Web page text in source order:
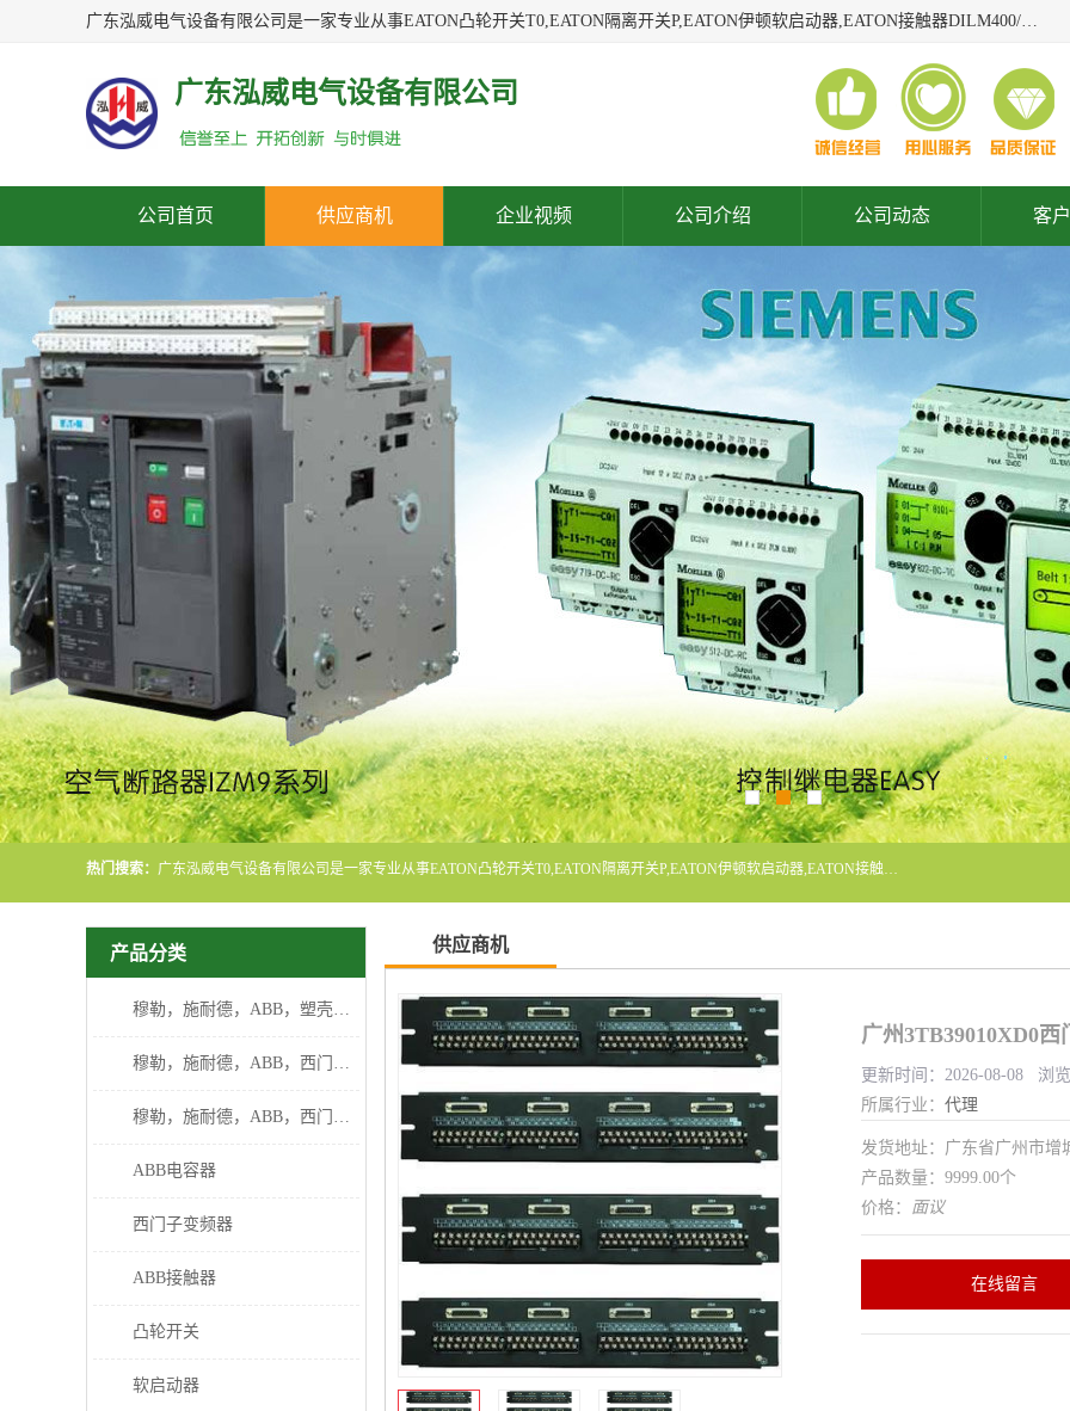
广东泓威电气设备有限公司是一家专业从事EATON凸轮开关T0,EATON隔离开关P,EATON伊顿软启动器,EATON接触器DILM400/22,ETN隔离开关P1-32/EA/SVB,凸轮开关T0-2-1/EA/SVB,伊顿软启动器S811+V42N3SP等品牌的电气自动化产品代理经销商。
广东泓威电气设备有限公司
公司首页 供应商机 企业视频 公司介绍 公司动态 客
热门搜索： 广东泓威电气设备有限公司是一家专业从事EATON凸轮开关T0,EATON隔离开关P,EATON伊顿软启动器,EATON接触器DILM400/22,ETN隔离开关P1-32/EA/SVB,凸轮开关T0-2-1/EA/SVB,伊顿软启动器S811+V42N3SP等品牌的电气自动化产品代理经销商。
产品分类
穆勒，施耐德，ABB，塑壳断路器
穆勒，施耐德，ABB，西门子断路器
穆勒，施耐德，ABB，西门子接触器
ABB电容器
西门子变频器
ABB接触器
凸轮开关
软启动器
供应商机
广州3TB39010XD0
更新时间：2026-08-08 浏
所属行业： 代理
发货地址：广东省广州市增
产品数量：9999.00个
价格： 面议
在线留言